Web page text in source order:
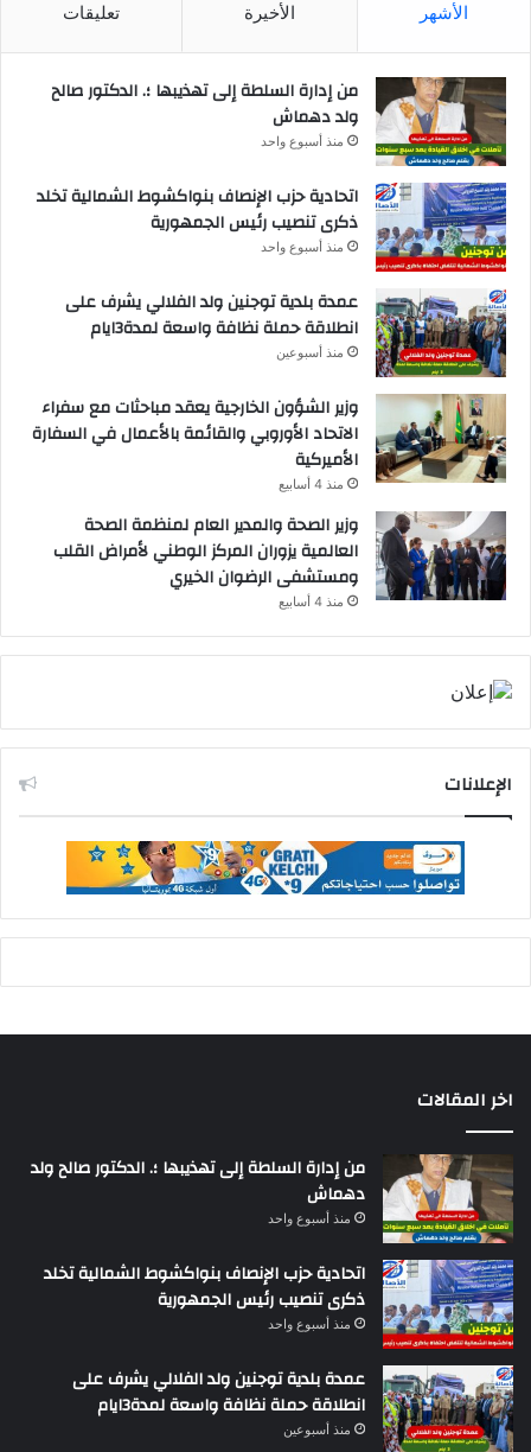
الأشهر الأخيرة تعليقات
من إدارة السلطة إلى تهذيبها ؛. الدكتور صالح
ولد دهماش
منذ أسبوع واحد
اتحادية حزب الإنصاف بنواكشوط الشمالية تخلد
ذكرى تنصيب رئيس الجمهورية
منذ أسبوع واحد
عمدة بلدية توجنين ولد الفلالي يشرف على
انطلاقة حملة نظافة واسعة لمدة3ايام
منذ أسبوعين
وزير الشؤون الخارجية يعقد مباحثات مع سفراء
الاتحاد الأوروبي والقائمة بالأعمال في السفارة
الأميركية
منذ 4 أسابيع
وزير الصحة والمدير العام لمنظمة الصحة
العالمية يزوران المركز الوطني لأمراض القلب
ومستشفى الرضوان الخيري
منذ 4 أسابيع
الإعلانات
اخر المقالات
من إدارة السلطة إلى تهذيبها ؛. الدكتور صالح ولد
دهماش
منذ أسبوع واحد
اتحادية حزب الإنصاف بنواكشوط الشمالية تخلد
ذكرى تنصيب رئيس الجمهورية
منذ أسبوع واحد
عمدة بلدية توجنين ولد الفلالي يشرف على
انطلاقة حملة نظافة واسعة لمدة3ايام
منذ أسبوعين